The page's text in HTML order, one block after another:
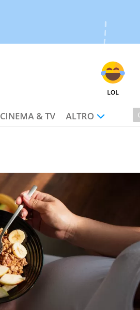
LOL
CINEMA & TV ALTRO